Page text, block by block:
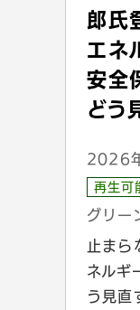
郎氏
エネ
安全
どう
2026
再生可
グリー
止ま
ネルギ
う見直